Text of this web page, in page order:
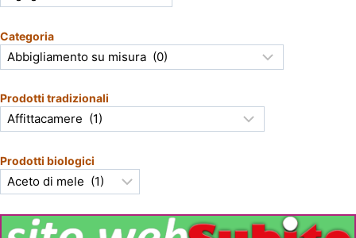
Categoria
Prodotti tradizionali
Prodotti biologici